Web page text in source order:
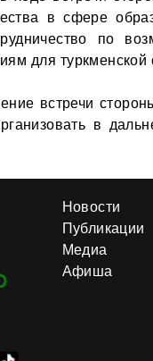
в сфере
по
для
встречи
в
Новости
Публикации
Медиа
Афиша